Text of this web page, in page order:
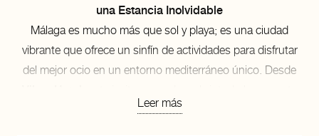
una Estancia Inolvidable
Málaga es mucho más que sol y playa; es una ciudad
vibrante que ofrece un sinfín de actividades para disfrutar
del mejor ocio en un entorno mediterráneo único. Desde
ciudad andaluza tiene preparado para hacer de tu estancia
Leer más